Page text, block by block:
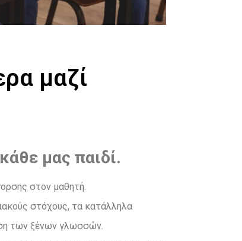
μαζί
μας παιδί.
στον μαθητή.
στόχους, τα κατάλληλα
των ξένων γλωσσών.